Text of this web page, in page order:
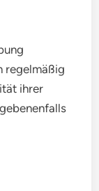
regelmäßig
ihrer